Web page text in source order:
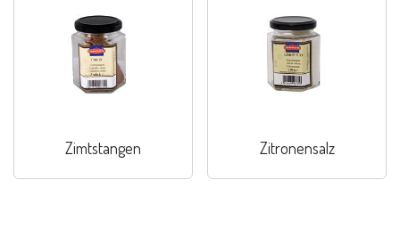
Zimtstangen Zitronensalz